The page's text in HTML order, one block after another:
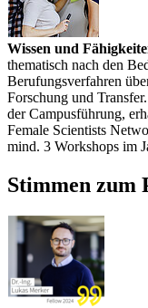
Wissen und
thematisch nach den
Berufungsverfahren
Forschung und
der Campusführung,
Female Scientists
mind. 3 Workshops im
Stimmen zum